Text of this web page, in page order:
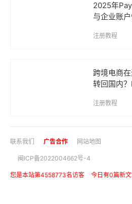
2025年
与企业账
注册教程
跨境电商
转回国内
注册教程
联系我们 广告合作 网站地图
闽ICP备2022004662号-4
您是本站第4558773名访客 今日有0篇新